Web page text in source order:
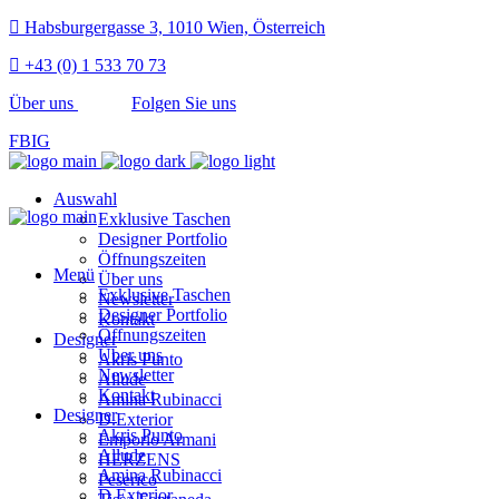
Habsburgergasse 3, 1010 Wien, Österreich
+43 (0) 1 533 70 73
Über uns
Folgen Sie uns
FBIG
Auswahl
Exklusive Taschen
Designer Portfolio
Öffnungszeiten
Über uns
Newsletter
Kontakt
Designer
Akris Punto
Allude
Amina Rubinacci
D.Exterior
Emporio Armani
HERZENS
Peserico
Menü
Exklusive Taschen
Designer Portfolio
Öffnungszeiten
Über uns
Newsletter
Kontakt
Designer
Akris Punto
Allude
Amina Rubinacci
D.Exterior